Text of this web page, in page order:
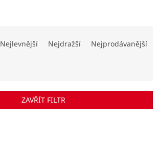
Nejlevnější Nejdražší Nejprodávanější
ZAVŘÍT FILTR